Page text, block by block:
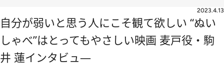
2023.4.13
自分が弱いと思う人にこそ観て欲しい “ぬい
しゃべ”はとってもやさしい映画 麦戸役・駒
井 蓮インタビュ―